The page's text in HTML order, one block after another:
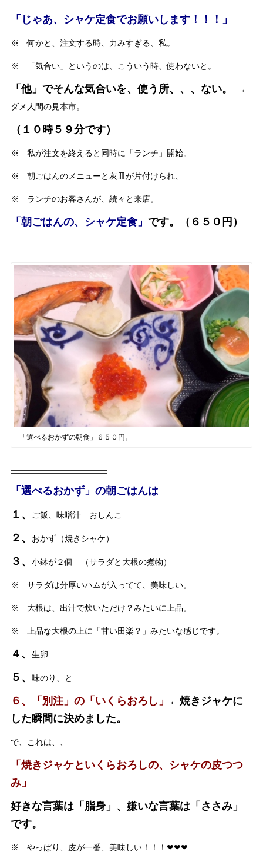
「じゃあ、シャケ定食でお願いします！！！」
※ 何かと、注文する時、力みすぎる、私。
※ 「気合い」というのは、こういう時、使わないと。
「他」でそんな気合いを、使う所、、、ない。
←
ダメ人間の見本市。
（１０時５９分です）
※ 私が注文を終えると同時に「ランチ」開始。
※ 朝ごはんのメニューと灰皿が片付けられ、
※ ランチのお客さんが、続々と来店。
「朝ごはんの、シャケ定食」 です。（６５０円）
「選べるおかずの朝食」６５０円。
「選べるおかず」の朝ごはんは
１、
ご飯、味噌汁 おしんこ
２、 おかず（焼きシャケ）
３、 小鉢が２個 （サラダと大根の煮物）
※ サラダは分厚いハムが入ってて、美味しい。
※ 大根は、出汁で炊いただけ？みたいに上品。
※ 上品な大根の上に「甘い田楽？」みたいな感じです。
４、 生卵
５、 味のり、と
６、「別注」の「いくらおろし」
←焼きジャケに
した瞬間に決めました。
で、これは、、
「焼きジャケといくらおろしの、シャケの皮つつ
み」
好きな言葉は「脂身」、嫌いな言葉は「ささみ」
です。
※ やっぱり、皮が一番、美味しい！！！❤︎❤︎❤︎